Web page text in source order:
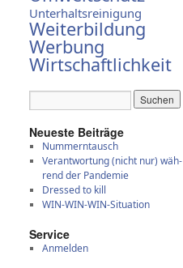
Unterhaltsreinigung
Weiterbildung
Werbung
Wirtschaftlichkeit
Neue­ste Bei­trä­ge
Num­mern­tausch
Ver­ant­wor­tung (nicht nur) wäh­
rend der Pan­de­mie
Dres­sed to kill
WIN-WIN-WIN-Si­tua­ti­on
Ser­vice
Anmelden